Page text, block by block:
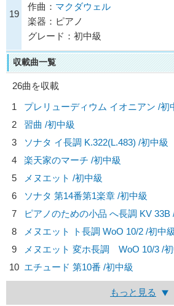
19
作曲： マクダウェル
楽器：ピアノ
グレード：初中級
収載曲一覧
26曲を収載
1
プレリューディウム イオニアン /初
2
習曲 /初中級
3
ソナタ イ長調 K.322(L.483) /初中級
4
楽天家のマーチ /初中級
5
メヌエット /初中級
6
ソナタ 第14番第1楽章 /初中級
7
ピアノのための小品 へ長調 KV 33B
8
メヌエット ト長調 WoO 10/2 /初中級
9
メヌエット 変ホ長調 WoO 10/3 /初
10 エチュード 第10番 /初中級
もっと見る